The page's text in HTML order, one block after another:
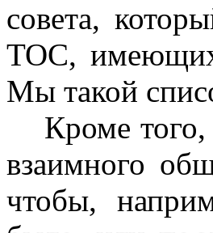
совета,
ТОС, имеющих
Мы такой
Кроме
взаимного
чтобы,